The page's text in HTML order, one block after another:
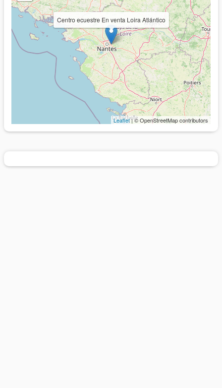
Centro ecuestre En venta Loira Atlántico
Leaflet| © OpenStreetMap contributors